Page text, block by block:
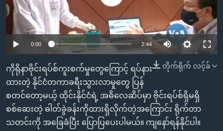
စာမျက်နှာ
သို့
ကျော်
ကြည့်
ရှာဖွေ
ရန်
နေရာ
သို့
ကျော်
ဗွီအိုအေ လူမှုကွန်ယက်များ
ဘာသာစကားများ
0:00 2:44
တိုက်ရိုက် လင့်ခ်
ကိုရိုနာဗိုင်းရပ်စ်ကူးစက်မှုတွေကြောင့် ရပ်နား
ထားတဲ့ နိုင်ငံတကာခရီးသွားလာမှုတွေ ပြန်
စတင်တော့မယ့် ထိုင်းနိုင်ငံရဲ့ အဓိလေဆိပ်မှာ ဗိုင်းရပ်စ်ရှိမရှိ
စစ်ဆေးတဲ့ ဓါတ်ခွဲခန်းကိုထားရှိလိုက်တဲ့အကြောင်း ရိုက်တာ
သတင်းကို အခြေခံပြီး ပြောပြပေးပါမယ်။ ကျနော်ရန်နိုင်ပါ။